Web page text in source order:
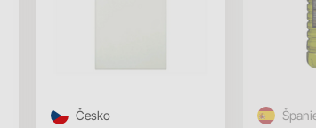
Česko